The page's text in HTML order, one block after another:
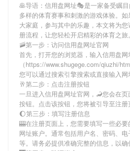
🥞导语： 信用盘网址🎭是一家备受瞩
多样的体育赛事和刺激的游戏体验。如
大家庭，参与其中的乐趣，本文将为您
册流程，让您轻松开启精彩的体育之旅。
🚠第一步：访问信用盘网址官网
首先，打开您的浏览器，输入信用盘网
（https://www.shugege.com/qiuzhi/
您可以通过搜索引擎搜索或直接输入网
🥂第二步：点击注册按钮
一旦进入信用盘网址官网，🦂您会在
按钮。点击该按钮，您将被引导至注册
🌔第三步：填写注册信息
🎰在注册页面上，您需要填写一些必
网址账户。通常包括用户名、密码、
等。请务必提供准确完整的信息，以确